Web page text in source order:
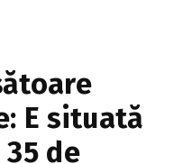
E situată
de